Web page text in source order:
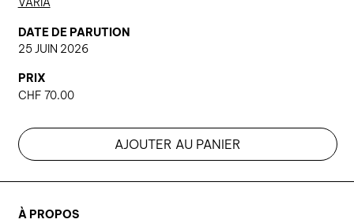
À PROPOS
DATE DE PARUTION
25 JUIN 2026
PRIX
CHF 70.00
AJOUTER AU PANIER